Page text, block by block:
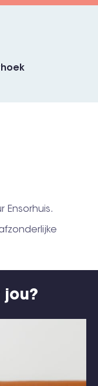
Ensorhuis.
jou?